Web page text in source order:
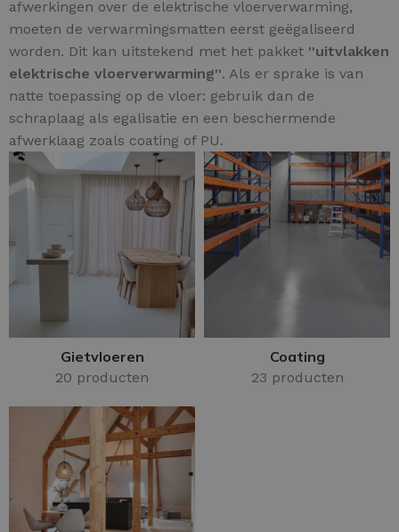
afwerkingen over de elektrische vloerverwarming,
moeten de verwarmingsmatten eerst geëgaliseerd
worden. Dit kan uitstekend met het pakket ''uitvlakken
elektrische vloerverwarming''. Als er sprake is van
natte toepassing op de vloer: gebruik dan de
schraplaag als egalisatie en een beschermende
afwerklaag zoals coating of PU.
Gietvloeren
20 producten
Coating
23 producten